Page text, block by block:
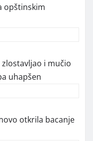
opštinskim
i mučio
uhapšen
otkrila bacanje